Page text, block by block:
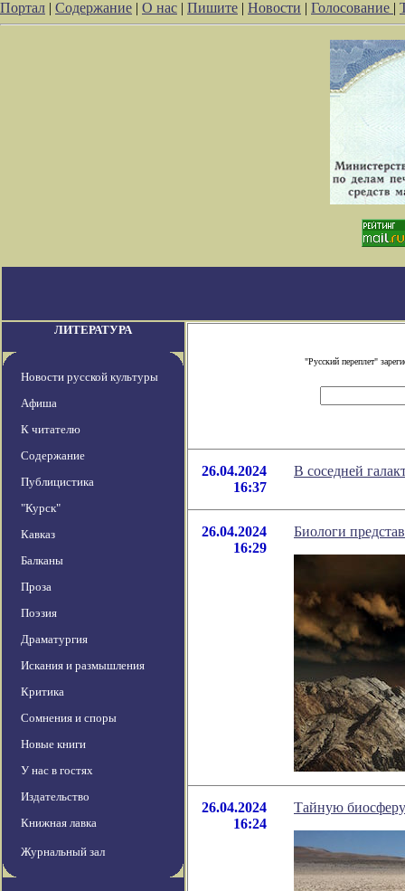
Портал | Содержание | О нас | Пишите | Новости | Голосование |
ЛИТЕРАТУРА
Новости русской культуры
Афиша
К читателю
Содержание
Публицистика
"Курск"
Кавказ
Балканы
Проза
Поэзия
Драматургия
Искания и размышления
Критика
Сомнения и споры
Новые книги
У нас в гостях
Издательство
Книжная лавка
Журнальный зал
"Русский переплет"
26.04.2024
16:37
В соседней
26.04.2024
16:29
Биологи
26.04.2024
16:24
Тайную